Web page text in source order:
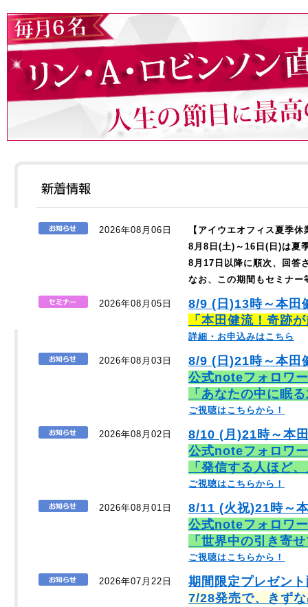
2026年08月06日
【アイウエオフィス夏季
8月8日(土)～16日(日)は夏
8月17日以降に順次、回答
なお、この期間もセミナ
2026年08月05日
8/9 (日)13時～本田
「本田健流！奇跡
詳細・お申込みはこちら
2026年08月03日
8/9 (日)21時～本田
公式noteフォロワ
「あなたの中に眠
ご視聴はこちらから！
2026年08月02日
8/10 (月)21時～本
公式noteフォロワ
「発信する人ほど
ご視聴はこちらから！
2026年08月01日
8/11 (火祝)21時～
公式noteフォロワ
「世界中の引き寄
ご視聴はこちらから！
2026年07月22日
期間限定プレゼン
7/28発売で、きず